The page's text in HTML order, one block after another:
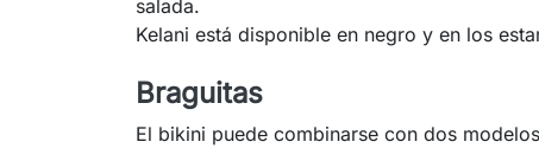
salada.
Kelani está disponible en negro y en los
Braguitas
El bikini puede combinarse con dos